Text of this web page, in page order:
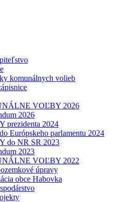
komunálnych volieb
VOĽBY 2026
2026
prezidenta 2024
Európskeho parlamentu 2024
do NR SR 2023
2023
VOĽBY 2022
úpravy
obce Habovka